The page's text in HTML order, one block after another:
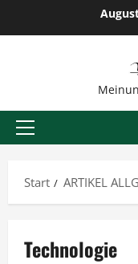
Primäres
Start
ARTIKEL
Technologie